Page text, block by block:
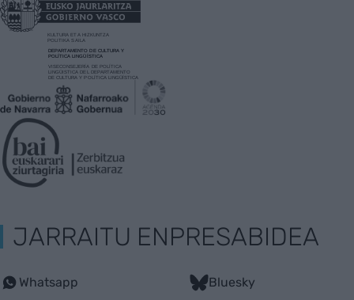
JARRAITU ENPRESABIDEA
Whatsapp Bluesky